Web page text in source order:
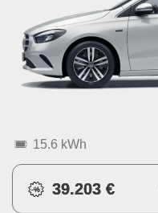
15.6 kWh
39.203 €